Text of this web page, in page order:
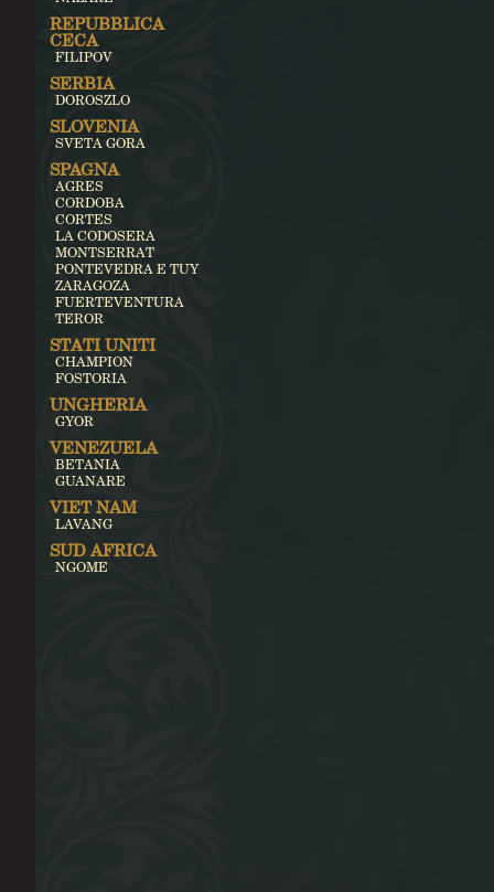
REPUBBLICA
CECA
FILIPOV
SERBIA
DOROSZLO
SLOVENIA
SVETA GORA
SPAGNA
AGRES
CORDOBA
CORTES
LA CODOSERA
MONTSERRAT
PONTEVEDRA E TUY
ZARAGOZA
FUERTEVENTURA
TEROR
STATI UNITI
CHAMPION
FOSTORIA
UNGHERIA
GYOR
VENEZUELA
BETANIA
GUANARE
VIET NAM
LAVANG
SUD AFRICA
NGOME